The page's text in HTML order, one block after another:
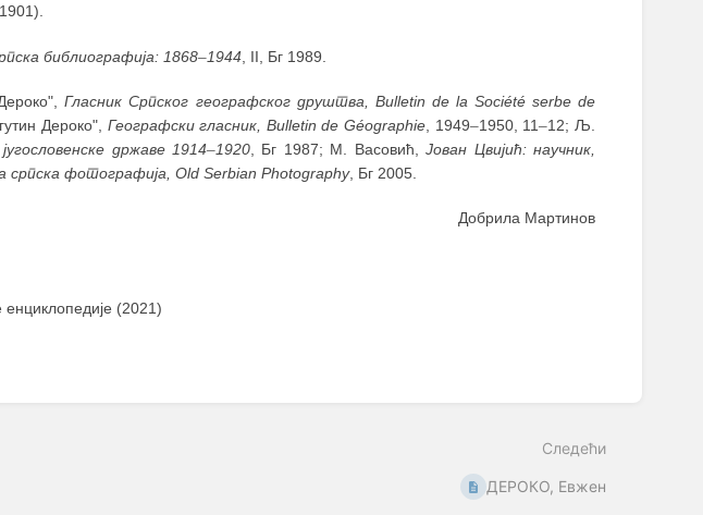
библиографија: 1868–1944 , II, Бг 1989.
Гласник Српског географског друштва, Bulletin de la Société serbe de
Дероко", Географски гласник, Bulletin de Géographie , 1949–1950, 11–12; Љ.
државе 1914–1920 , Бг 1987; М. Васовић,Јован Цвијић: научник,
српска фотографија, Old Serbian Photography, Бг 2005.
Добрила Мартинов
(2021)
Следећи
ДЕРОКО, Евжен